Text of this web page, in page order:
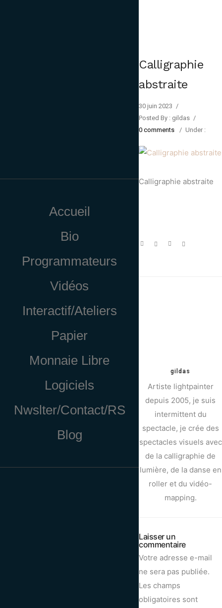
Accueil
Bio
Programmateurs
Vidéos
Interactif/Ateliers
Papier
Monnaie Libre
Logiciels
Nwslter/Contact/RS
Blog
Calligraphie
abstraite
30 juin 2023 /
Posted By : gildas /
0 comments
/ Under :
Calligraphie abstraite
gildas
Artiste lightpainter
depuis 2005, je suis
intermittent du
spectacle, je crée des
spectacles visuels avec
de la calligraphie de
lumière, de la danse en
roller et du vidéo-
mapping.
Laisser un
commentaire
Votre adresse e-mail
ne sera pas publiée.
Les champs
obligatoires sont